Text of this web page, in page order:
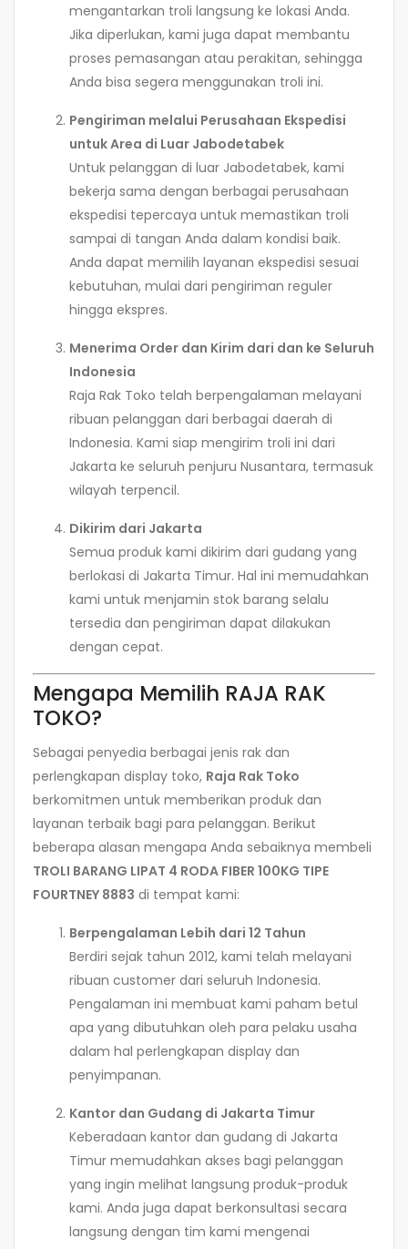
mengantarkan troli langsung ke lokasi Anda.
Jika diperlukan, kami juga dapat membantu
proses pemasangan atau perakitan, sehingga
Anda bisa segera menggunakan troli ini.
Pengiriman melalui Perusahaan Ekspedisi
untuk Area di Luar Jabodetabek
Untuk pelanggan di luar Jabodetabek, kami
bekerja sama dengan berbagai perusahaan
ekspedisi tepercaya untuk memastikan troli
sampai di tangan Anda dalam kondisi baik.
Anda dapat memilih layanan ekspedisi sesuai
kebutuhan, mulai dari pengiriman reguler
hingga ekspres.
Menerima Order dan Kirim dari dan ke Seluruh
Indonesia
Raja Rak Toko telah berpengalaman melayani
ribuan pelanggan dari berbagai daerah di
Indonesia. Kami siap mengirim troli ini dari
Jakarta ke seluruh penjuru Nusantara, termasuk
wilayah terpencil.
Dikirim dari Jakarta
Semua produk kami dikirim dari gudang yang
berlokasi di Jakarta Timur. Hal ini memudahkan
kami untuk menjamin stok barang selalu
tersedia dan pengiriman dapat dilakukan
dengan cepat.
Mengapa Memilih RAJA RAK
TOKO?
Sebagai penyedia berbagai jenis rak dan
perlengkapan display toko, Raja Rak Toko
berkomitmen untuk memberikan produk dan
layanan terbaik bagi para pelanggan. Berikut
beberapa alasan mengapa Anda sebaiknya membeli
TROLI BARANG LIPAT 4 RODA FIBER 100KG TIPE
FOURTNEY 8883 di tempat kami:
Berpengalaman Lebih dari 12 Tahun
Berdiri sejak tahun 2012, kami telah melayani
ribuan customer dari seluruh Indonesia.
Pengalaman ini membuat kami paham betul
apa yang dibutuhkan oleh para pelaku usaha
dalam hal perlengkapan display dan
penyimpanan.
Kantor dan Gudang di Jakarta Timur
Keberadaan kantor dan gudang di Jakarta
Timur memudahkan akses bagi pelanggan
yang ingin melihat langsung produk-produk
kami. Anda juga dapat berkonsultasi secara
langsung dengan tim kami mengenai